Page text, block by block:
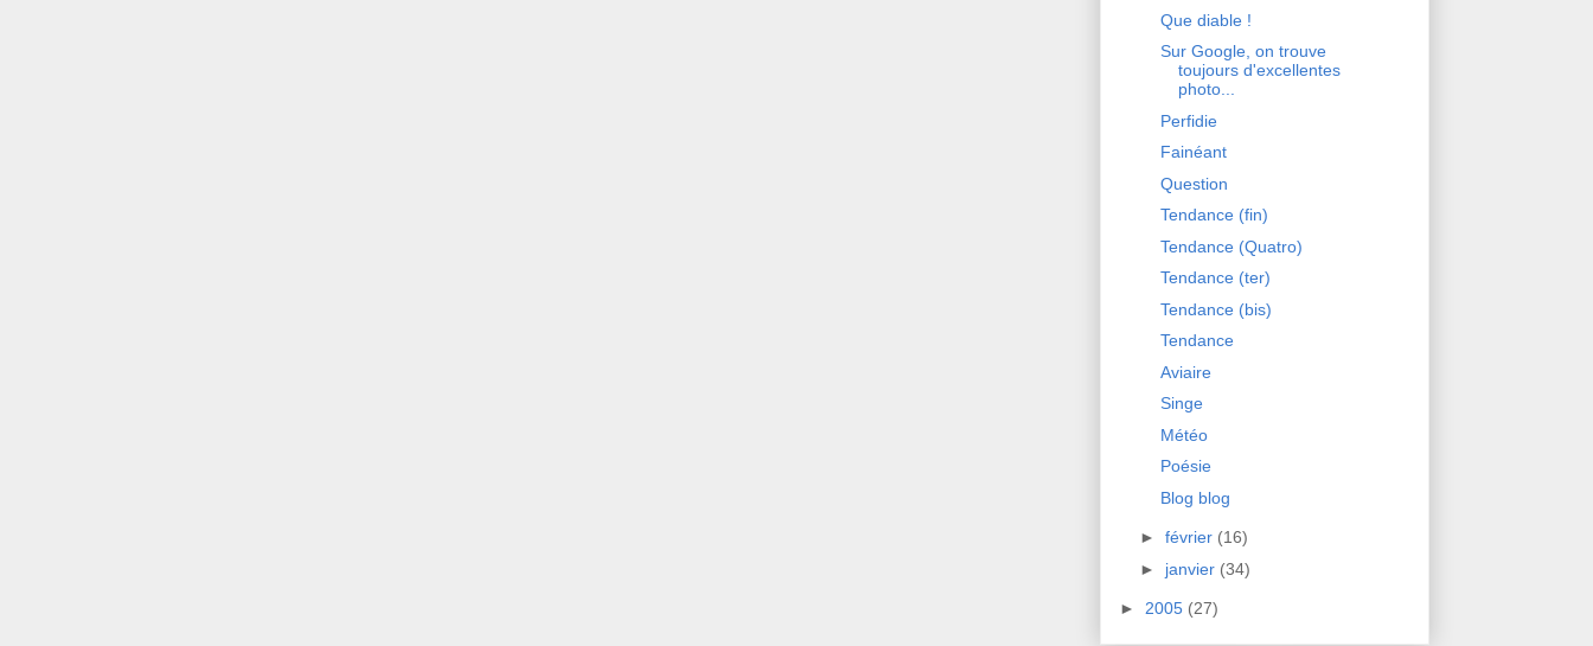
Que diable !
Sur Google, on trouve
toujours d'excellentes
photo...
Perfidie
Fainéant
Question
Tendance (fin)
Tendance (Quatro)
Tendance (ter)
Tendance (bis)
Tendance
Aviaire
Singe
Météo
Poésie
Blog blog
► février (16)
► janvier (34)
► 2005 (27)